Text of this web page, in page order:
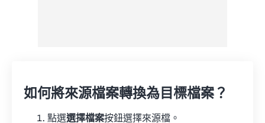
如何將來源檔案轉換為目標檔案？
點選選擇檔案按鈕選擇來源檔。